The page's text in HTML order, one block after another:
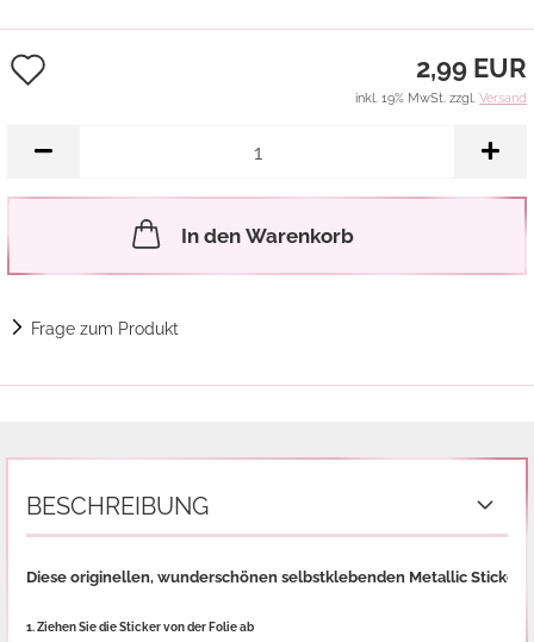
Merkzettel
2,99 EUR
inkl. 19% MwSt. zzgl. Versand
In den Warenkorb
Frage zum Produkt
BESCHREIBUNG
Diese originellen, wunderschönen selbstklebenden Metallic Sticker
1. Ziehen Sie die Sticker von der Folie ab